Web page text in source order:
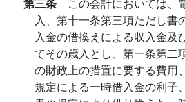
入、第十一条第三項ただし書
入金の借換えによる収入金及
てその歳入とし、第一条第二
の財政上の措置に要する費用
規定による一時借入金の利子